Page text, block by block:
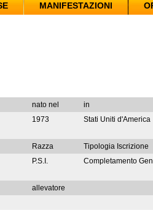
MANIFESTAZIONI
nato nel
in
1973 Stati Uniti d'America
Razza
Tipologia Iscrizione
P.S.I. Completamento
allevatore